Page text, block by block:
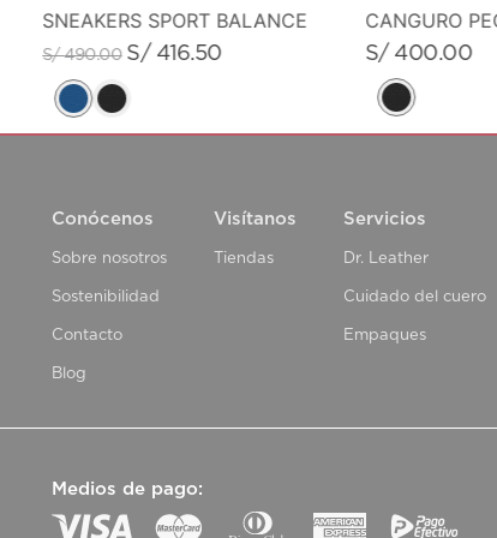
SNEAKERS SPORT BALANCE
S/ 490.00 S/ 416.50 S/ 400.00
Conócenos
Sobre nosotros
Sostenibilidad
Contacto
Blog
Visítanos
Tiendas
Servicios
Dr. Leather
Cuidado del cuero
Empaques
Medios de pago: